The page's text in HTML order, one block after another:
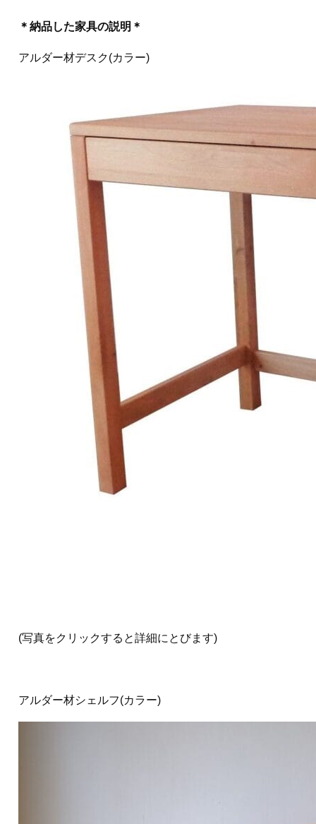
＊納品した家具の説明＊
アルダー材デスク(カラー)
(写真をクリックすると詳細にとびます)
アルダー材シェルフ(カラー)